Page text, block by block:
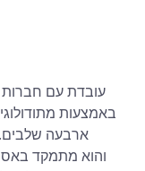
ארבעה שלבים.